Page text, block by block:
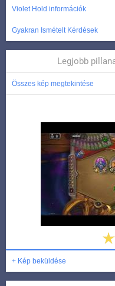
Violet Hold információk
Gyakran Ismételt Kérdések
Legjobb
Összes kép megtekintése
+ Kép beküldése